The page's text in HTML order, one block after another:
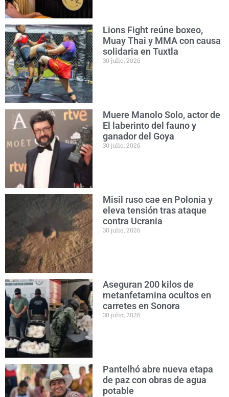
Lions Fight reúne boxeo,
Muay Thai y MMA con causa
solidaria en Tuxtla
30 julio, 2026
Muere Manolo Solo, actor de
El laberinto del fauno y
ganador del Goya
30 julio, 2026
Misil ruso cae en Polonia y
eleva tensión tras ataque
contra Ucrania
30 julio, 2026
Aseguran 200 kilos de
metanfetamina ocultos en
carretes en Sonora
30 julio, 2026
Pantelhó abre nueva etapa
de paz con obras de agua
potable